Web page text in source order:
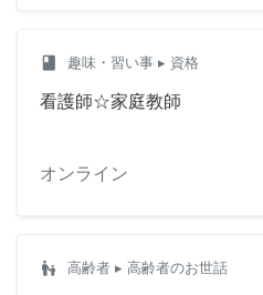
class 趣味・習い事 ▸ 資格
看護師☆家庭教師
オンライン
escalator_warning 高齢者 ▸ 高齢者のお世話